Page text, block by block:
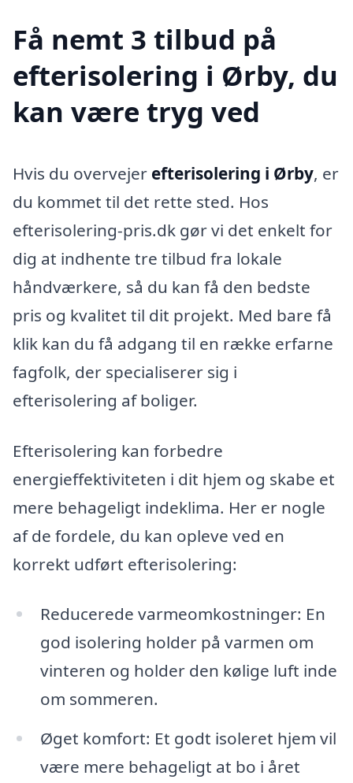
Få nemt 3 tilbud på
efterisolering i Ørby, du
kan være tryg ved
Hvis du overvejer efterisolering i Ørby, er
du kommet til det rette sted. Hos
efterisolering-pris.dk gør vi det enkelt for
dig at indhente tre tilbud fra lokale
håndværkere, så du kan få den bedste
pris og kvalitet til dit projekt. Med bare få
klik kan du få adgang til en række erfarne
fagfolk, der specialiserer sig i
efterisolering af boliger.
Efterisolering kan forbedre
energieffektiviteten i dit hjem og skabe et
mere behageligt indeklima. Her er nogle
af de fordele, du kan opleve ved en
korrekt udført efterisolering:
Reducerede varmeomkostninger: En
god isolering holder på varmen om
vinteren og holder den kølige luft inde
om sommeren.
Øget komfort: Et godt isoleret hjem vil
være mere behageligt at bo i året